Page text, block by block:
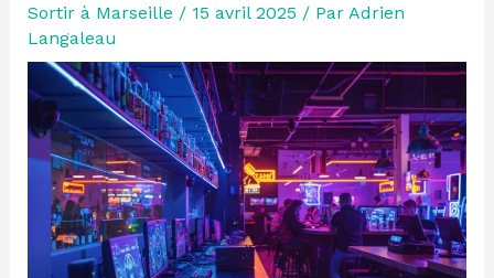
Sortir à Marseille / 15 avril 2025 / Par Adrien
Langaleau